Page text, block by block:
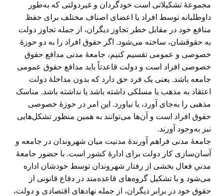
مجموعهٔ تشکیلاتی است خودگردان و غیردولتی که به‌طور
داوطلبانه توسط افراد یا اعضای اصناف مختلف برای حفظ
منافع خود در مقابل خطر تجاوز دیگران، از جمله تجاوز دولت
به حقوقشان، ساخته می‌شود. اگر حقوق افراد را به دو حوزهٔ
خصوصی و عمومی تقسیم کنیم، جامعۀ مدنی مدافع حقوق
خصوصی افراد است و دولت قاعدتاً باید مدافع حقوق عمومی
جامعه باشد. یعنی یک فرد حق دارد که بدون مداخلۀ دولت
اعتقاد به مذهب یا مسلکی داشته باشد یا نداشته باشد. مناسک
مذهبی را به‌جای آورد، یا نیاورد. این امر در حوزهٔ خصوصی
حقوق افراد است و آن‌ها می‌توانند به همین منظور تشکل‌هایی
نیز به‌وجود آورند.
جامعهٔ مدنی فراهم آورندهٔ مدنیت میان شهروندان در جامعه و
آسان‌سازی کار دولت برای ادارهٔ کشور است. با حضور جامعهٔ
مدنیِ فعال بخشی از رفتار شهروندان توسط خودشان اداره
می‌شود و با تشکیل گروه‌های قاعده‌مند در دفاع قانونی از
حقوق خود در برابر دیگران، از جمله نهادهای اقتصادی و دولت،